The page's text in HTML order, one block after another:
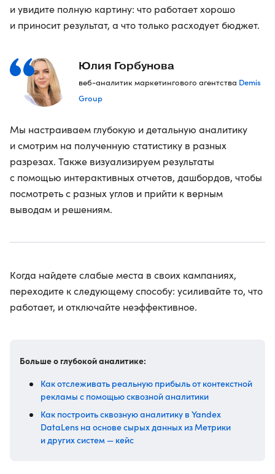
и увидите полную картину: что работает хорошо
и приносит результат, а что только расходует бюджет.
Юлия Горбунова
веб-аналитик маркетингового агентства Demis
Group
Мы настраиваем глубокую и детальную аналитику
и смотрим на полученную статистику в разных
разрезах. Также визуализируем результаты
с помощью интерактивных отчетов, дашбордов, чтобы
посмотреть с разных углов и прийти к верным
выводам и решениям.
Когда найдете слабые места в своих кампаниях,
переходите к следующему способу: усиливайте то, что
работает, и отключайте неэффективное.
Больше о глубокой аналитике:
Как отслеживать реальную прибыль от контекстной
рекламы с помощью сквозной аналитики
Как построить сквозную аналитику в Yandex
DataLens на основе сырых данных из Метрики
и других систем — кейс